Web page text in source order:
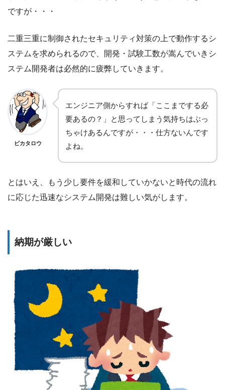
ですが・・・
二重三重に制御されたセキュリティ対策の上で動作するシ
ステムを求められるので、開発・試験工数が嵩んでいきシ
ステム開発者は必然的に疲弊していきます。
ピカタロウ
エンジニア側からすれば「ここまでする必
要あるの？」と思ってしまう気持ちはぶっ
ちゃけあるんですが・・・仕方ないんです
よね。
とはいえ、もう少し要件を緩和していかないと時代の流れ
に応じた迅速なシステム開発は難しい気がします。
納期が厳しい